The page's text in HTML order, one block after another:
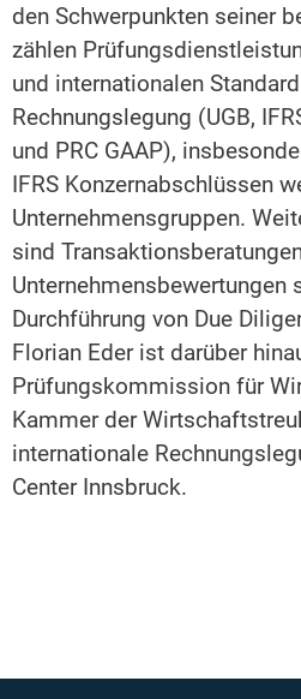
den Schwerpunkten seiner
zählen
und internationalen
Rechnungslegung (UGB,
und PRC GAAP),
IFRS Konzernabschlüssen
Unternehmensgruppen.
sind
Unternehmensbewertungen
Durchführung von Due
Florian Eder ist darüber
Prüfungskommission für
Kammer der
internationale
Center Innsbruck.